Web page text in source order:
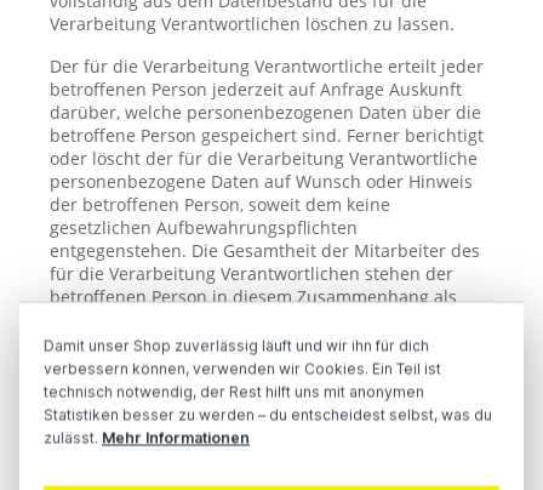
Verarbeitung Verantwortlichen löschen zu lassen.
Der für die Verarbeitung Verantwortliche erteilt jeder
betroffenen Person jederzeit auf Anfrage Auskunft
darüber, welche personenbezogenen Daten über die
betroffene Person gespeichert sind. Ferner berichtigt
oder löscht der für die Verarbeitung Verantwortliche
personenbezogene Daten auf Wunsch oder Hinweis
der betroffenen Person, soweit dem keine
gesetzlichen Aufbewahrungspflichten
entgegenstehen. Die Gesamtheit der Mitarbeiter des
für die Verarbeitung Verantwortlichen stehen der
betroffenen Person in diesem Zusammenhang als
6. Abonnement unseres Newsletters
Auf der Internetseite der avt plus media service
GmbH wird den Benutzern die Möglichkeit
eingeräumt, den Newsletter unseres Unternehmens
Damit unser Shop zuverlässig läuft und wir ihn für dich
verbessern können, verwenden wir Cookies. Ein Teil ist
technisch notwendig, der Rest hilft uns mit anonymen
Statistiken besser zu werden – du entscheidest selbst, was du
zulässt. Mehr Informationen